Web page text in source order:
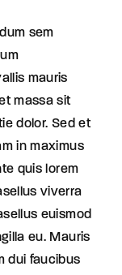
sem
mauris
massa sit
dolor. Sed et
in maximus
quis lorem
viverra
euismod
eu. Mauris
dui faucibus